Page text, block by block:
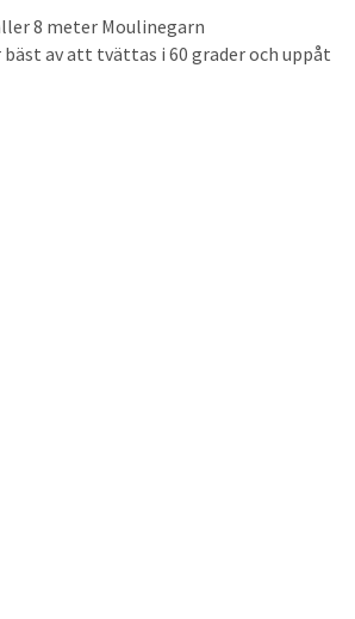
8 meter Moulinegarn
av att tvättas i 60 grader och uppåt